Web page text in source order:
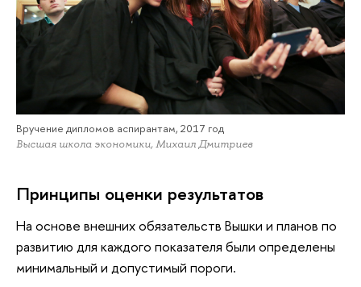
Вручение дипломов аспирантам, 2017 год
Высшая школа экономики, Михаил Дмитриев
Принципы оценки результатов
На основе внешних обязательств Вышки и планов по
развитию для каждого показателя были определены
минимальный и допустимый пороги.